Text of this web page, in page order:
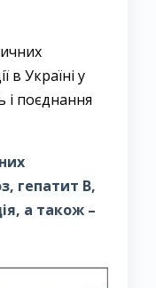
Україні у
і поєднання
гепатит В,
а також –